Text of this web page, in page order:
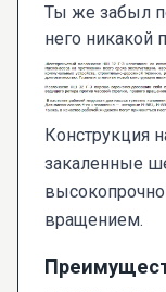
Ты же забыл
него никакой
Конструкция
закаленные
вращением.